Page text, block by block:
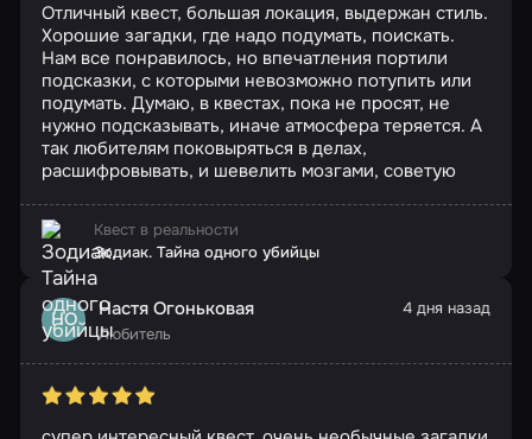
Отличный квест, большая локация, выдержан стиль.
Хорошие загадки, где надо подумать, поискать.
Нам все понравилось, но впечатления портили
подсказки, с которыми невозможно потупить или
подумать. Думаю, в квестах, пока не просят, не
нужно подсказывать, иначе атмосфера теряется. А
так любителям поковыряться в делах,
расшифровывать, и шевелить мозгами, советую
Квест в реальности
Зодиак. Тайна одного убийцы
НО Настя Огоньковая
Любитель
4 дня назад